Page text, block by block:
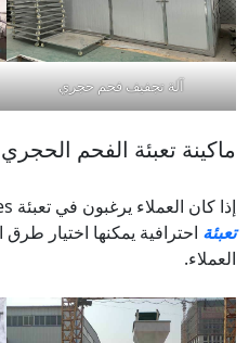
آلة تجفيف فحم حجري
ماكينة تعبئة الفحم الحجري
إذا كان العملاء يرغبون في تعبئة briquettes والفحم، لدينا
تعبئة احترافية يمكنها اختيار طرق
العملاء.